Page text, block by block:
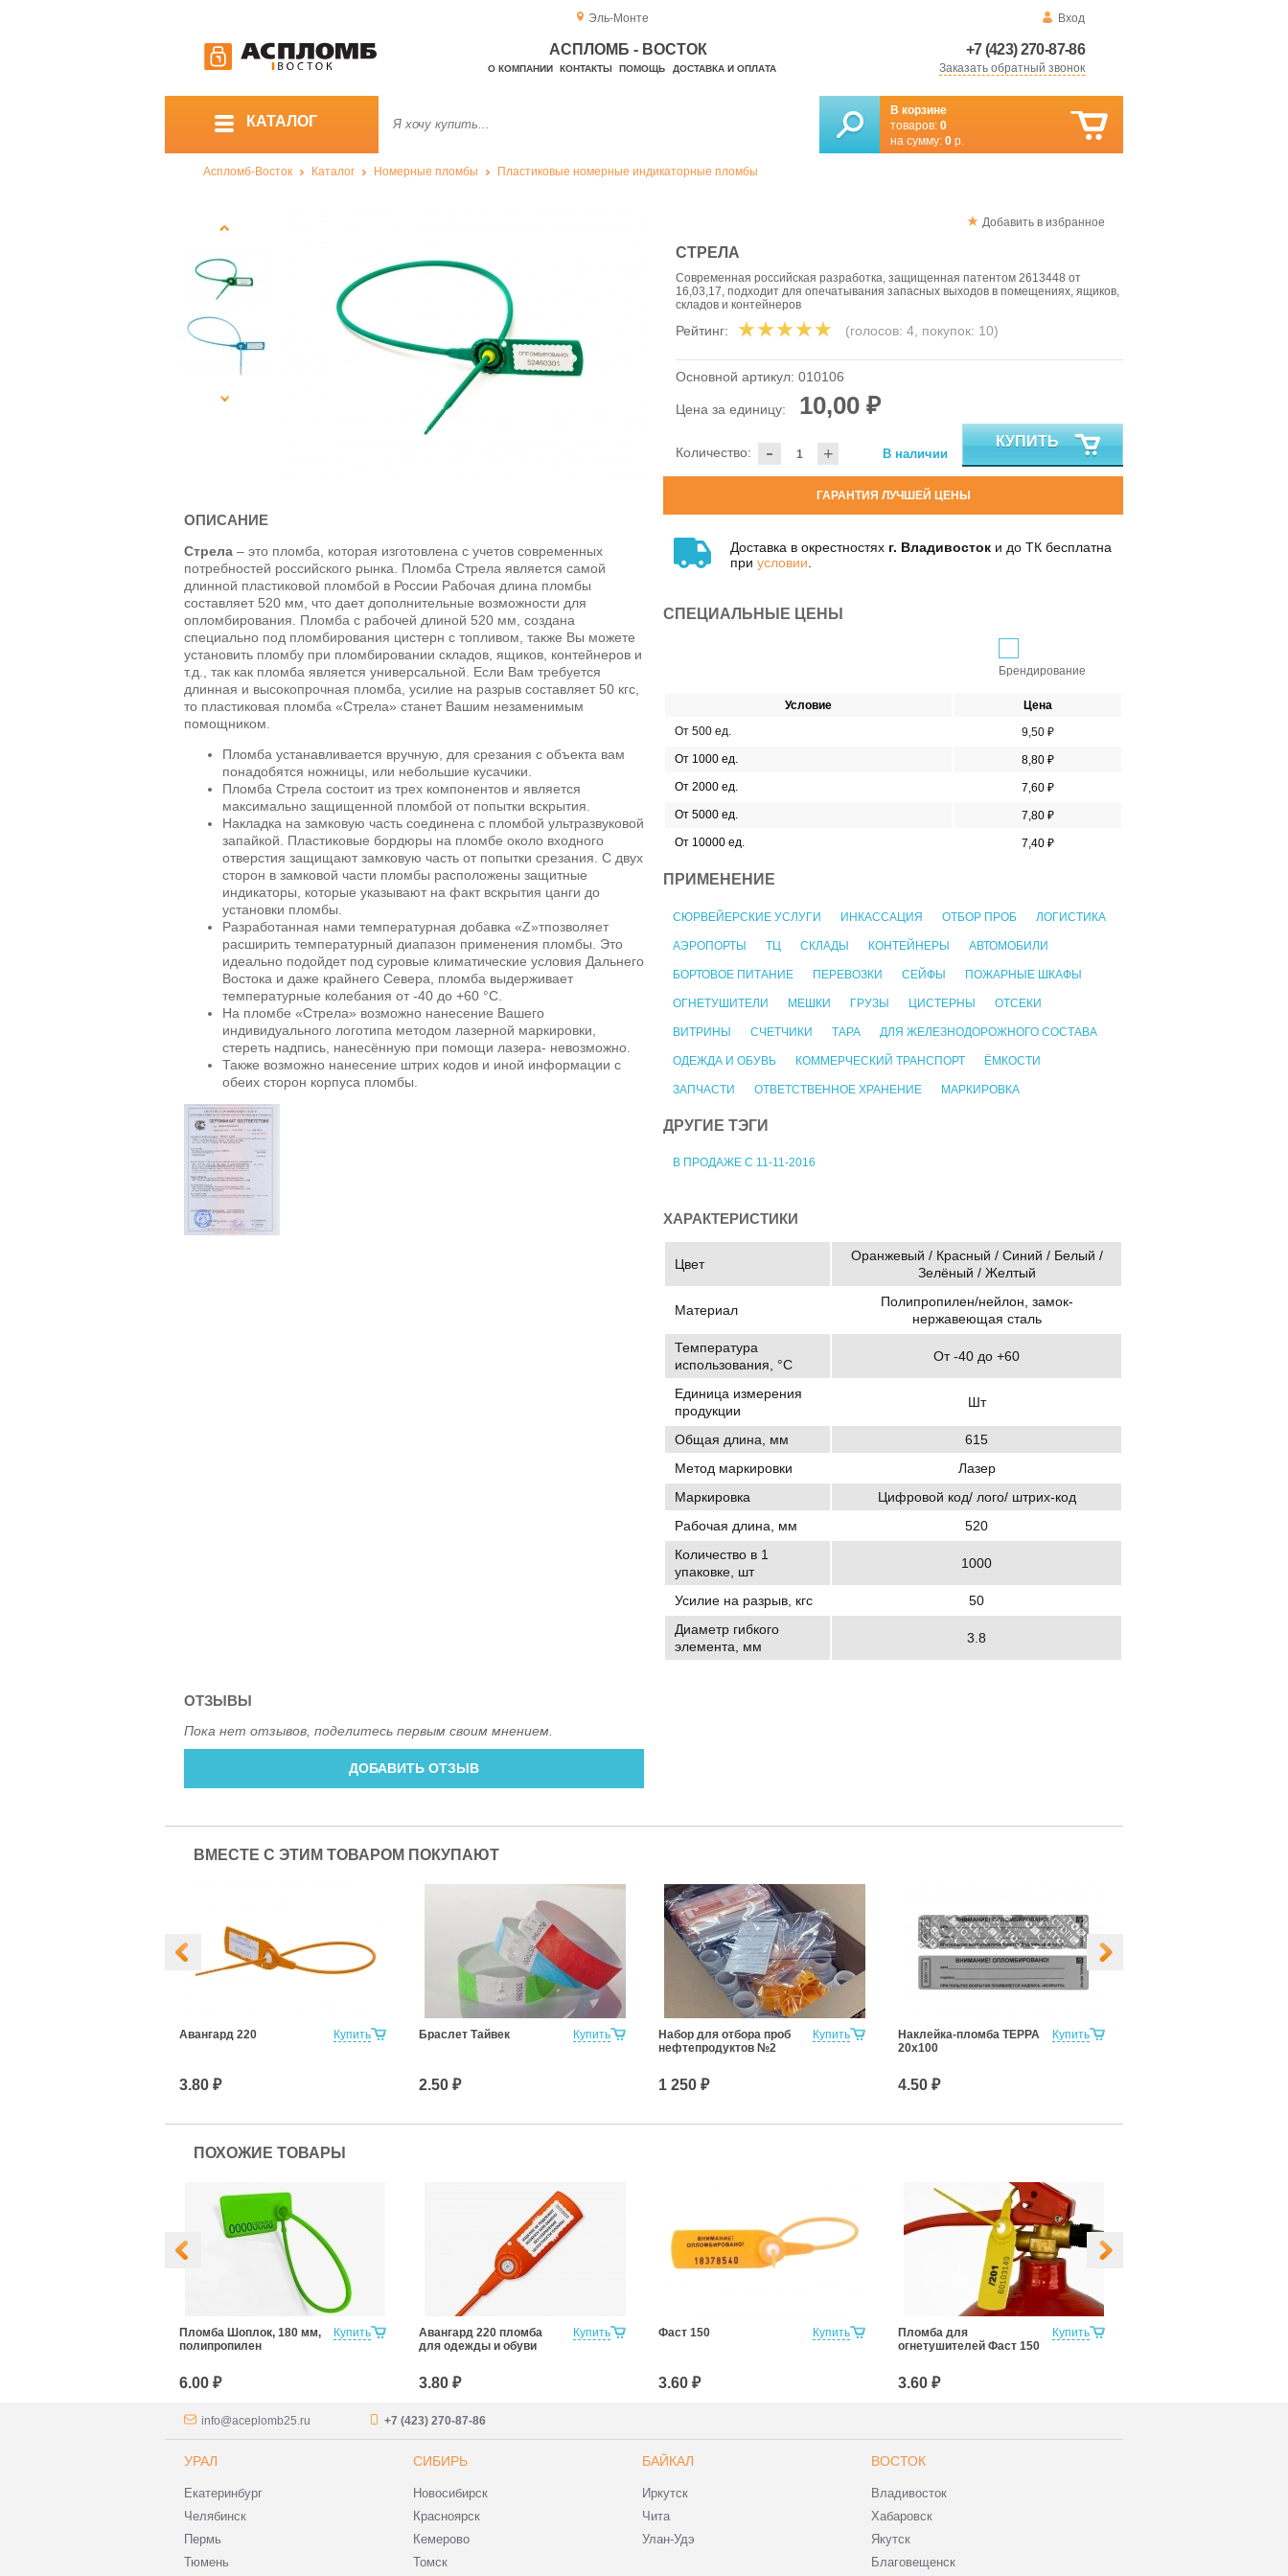
Эль-Монте Вход
+7 (423) 270-87-86
Заказать обратный звонок
АСПЛОМБ - ВОСТОК
О КОМПАНИИ КОНТАКТЫ ПОМОЩЬ ДОСТАВКА И ОПЛАТА
КАТАЛОГ
В корзине
товаров: 0
на сумму: 0 р.
Аспломб-Восток Каталог Номерные пломбы Пластиковые номерные индикаторные пломбы
Добавить в избранное
СТРЕЛА
Современная российская разработка, защищенная патентом 2613448 от
16,03,17, подходит для опечатывания запасных выходов в помещениях, ящиков,
складов и контейнеров
Рейтинг: (голосов: 4, покупок: 10)
Основной артикул: 010106
Цена за единицу: 10,00 ₽
- +
Количество: В наличии
КУПИТЬ
ГАРАНТИЯ ЛУЧШЕЙ ЦЕНЫ
Доставка в окрестностях г. Владивосток и до ТК бесплатна
при условии
СПЕЦИАЛЬНЫЕ ЦЕНЫ
Брендирование
Условие
Цена
От 500 ед.
9,50 ₽
От 1000 ед.
8,80 ₽
От 2000 ед.
7,60 ₽
От 5000 ед.
7,80 ₽
От 10000 ед.
7,40 ₽
ПРИМЕНЕНИЕ
СЮРВЕЙЕРСКИЕ УСЛУГИ ИНКАССАЦИЯ ОТБОР ПРОБ ЛОГИСТИКА
АЭРОПОРТЫ ТЦ СКЛАДЫ КОНТЕЙНЕРЫ АВТОМОБИЛИ
БОРТОВОЕ ПИТАНИЕ ПЕРЕВОЗКИ СЕЙФЫ ПОЖАРНЫЕ ШКАФЫ
ОГНЕТУШИТЕЛИ МЕШКИ ГРУЗЫ ЦИСТЕРНЫ ОТСЕКИ
ВИТРИНЫ СЧЕТЧИКИ ТАРА ДЛЯ ЖЕЛЕЗНОДОРОЖНОГО СОСТАВА
ОДЕЖДА И ОБУВЬ КОММЕРЧЕСКИЙ ТРАНСПОРТ ЁМКОСТИ
ЗАПЧАСТИ ОТВЕТСТВЕННОЕ ХРАНЕНИЕ МАРКИРОВКА
ДРУГИЕ ТЭГИ
В ПРОДАЖЕ С 11-11-2016
ОПИСАНИЕ
Стрела – это пломба, которая изготовлена с учетов современных
потребностей российского рынка. Пломба Стрела является самой
длинной пластиковой пломбой в России Рабочая длина пломбы
составляет 520 мм, что дает дополнительные возможности для
опломбирования. Пломба с рабочей длиной 520 мм, создана
специально под пломбирования цистерн с топливом, также Вы можете
установить пломбу при пломбировании складов, ящиков, контейнеров и
т.д., так как пломба является универсальной. Если Вам требуется
длинная и высокопрочная пломба, усилие на разрыв составляет 50 кгс,
то пластиковая пломба «Стрела» станет Вашим незаменимым
помощником.
Пломба устанавливается вручную, для срезания с объекта вам
понадобятся ножницы, или небольшие кусачики.
Пломба Стрела состоит из трех компонентов и является
максимально защищенной пломбой от попытки вскрытия.
Накладка на замковую часть соединена с пломбой ультразвуковой
запайкой. Пластиковые бордюры на пломбе около входного
отверстия защищают замковую часть от попытки срезания. С двух
сторон в замковой части пломбы расположены защитные
индикаторы, которые указывают на факт вскрытия цанги до
установки пломбы.
Разработанная нами температурная добавка «Z»тпозволяет
расширить температурный диапазон применения пломбы. Это
идеально подойдет под суровые климатические условия Дальнего
Востока и даже крайнего Севера, пломба выдерживает
температурные колебания от -40 до +60 °C.
На пломбе «Стрела» возможно нанесение Вашего
индивидуального логотипа методом лазерной маркировки,
стереть надпись, нанесённую при помощи лазера- невозможно.
Также возможно нанесение штрих кодов и иной информации с
обеих сторон корпуса пломбы.
ХАРАКТЕРИСТИКИ
Цвет
Оранжевый / Красный / Синий / Белый /
Зелёный / Желтый
Материал
Полипропилен/нейлон, замок-
нержавеющая сталь
Температура
использования, °C
От -40 до +60
Единица измерения
продукции
Шт
Общая длина, мм
615
Метод маркировки
Лазер
Маркировка
Цифровой код/ лого/ штрих-код
Рабочая длина, мм
520
Количество в 1
упаковке, шт
1000
Усилие на разрыв, кгс
50
Диаметр гибкого
элемента, мм
3.8
ОТЗЫВЫ
Пока нет отзывов, поделитесь первым своим мнением.
ДОБАВИТЬ ОТЗЫВ
ВМЕСТЕ С ЭТИМ ТОВАРОМ ПОКУПАЮТ
Купить
Авангард 220
3.80 ₽
Купить
Браслет Тайвек
2.50 ₽
Купить
Набор для отбора проб
нефтепродуктов №2
1 250 ₽
Купить
Наклейка-пломба ТЕРРА
20х100
4.50 ₽
ПОХОЖИЕ ТОВАРЫ
Купить
Пломба Шоплок, 180 мм,
полипропилен
6.00 ₽
Купить
Авангард 220 пломба
для одежды и обуви
3.80 ₽
Купить
Фаст 150
3.60 ₽
Купить
Пломба для
огнетушителей Фаст 150
3.60 ₽
info@aceplomb25.ru +7 (423) 270-87-86
УРАЛ
Екатеринбург
Челябинск
Пермь
Тюмень
СИБИРЬ
Новосибирск
Красноярск
Кемерово
Томск
БАЙКАЛ
Иркутск
Чита
Улан-Удэ
ВОСТОК
Владивосток
Хабаровск
Якутск
Благовещенск